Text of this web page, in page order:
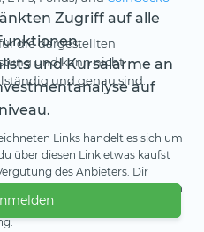
Zugriff auf alle
und Kursalarme an
auf
die dargestellten
und kann nicht
und genau sind.
Links handelt es sich um
über diesen Link etwas kaufst
des Anbieters. Dir
Mehrkosten. Wir verwenden
Angebot zu finanzieren.